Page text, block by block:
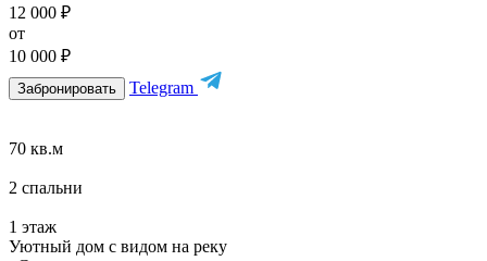
12 000 ₽
от
10 000 ₽
Забронировать Telegram
70 кв.м
2 спальни
1 этаж
Уютный дом с видом на реку